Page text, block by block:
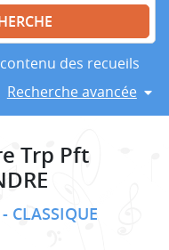
des recueils
Recherche avancée
Trp Pft
CLASSIQUE